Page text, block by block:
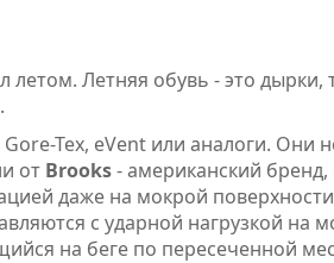
летом. Летняя обувь - это
Tex, eVent или аналоги. Они
от Brooks- американский бренд,
даже на мокрой поверхности
с ударной нагрузкой на
на беге по пересеченной